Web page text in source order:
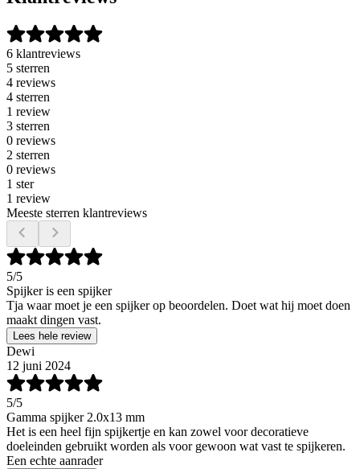
6 klantreviews
5 sterren
4 reviews
4 sterren
1 review
3 sterren
0 reviews
2 sterren
0 reviews
1 ster
1 review
Meeste sterren klantreviews
5/5
Spijker is een spijker
Tja waar moet je een spijker op beoordelen. Doet wat hij moet doen
maakt dingen vast.
Lees hele review
Dewi
12 juni 2024
5/5
Gamma spijker 2.0x13 mm
Het is een heel fijn spijkertje en kan zowel voor decoratieve
doeleinden gebruikt worden als voor gewoon wat vast te spijkeren.
Een echte aanrader